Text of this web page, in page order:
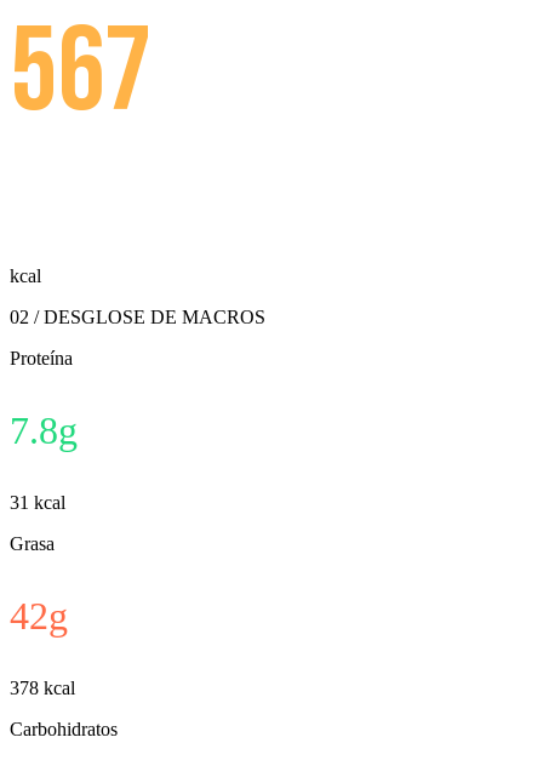
567
kcal
02 / DESGLOSE DE MACROS
Proteína
7.8g
31 kcal
Grasa
42g
378 kcal
Carbohidratos